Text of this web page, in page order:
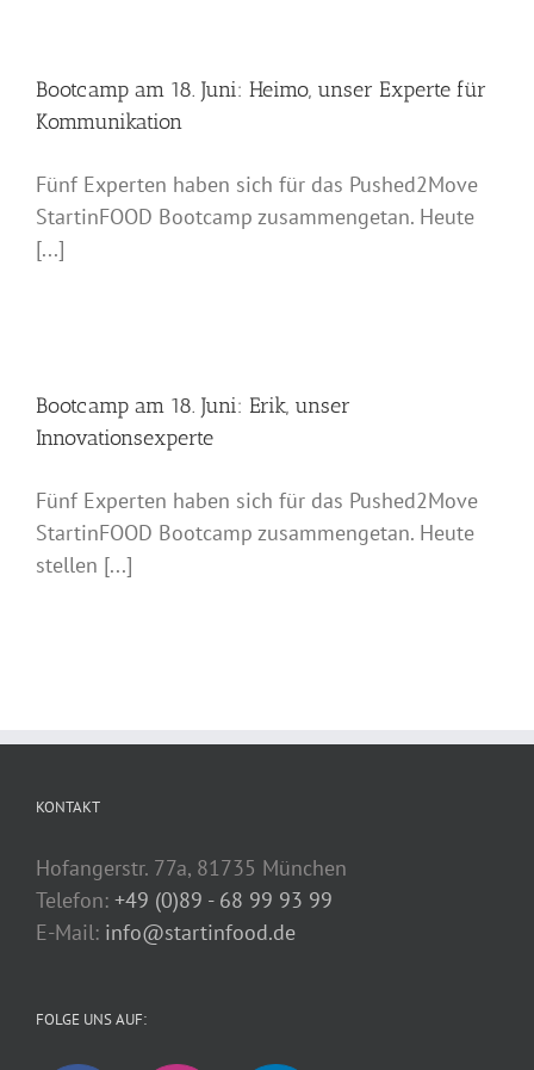
Bootcamp am 18. Juni: Heimo, unser Experte für
Kommunikation
Fünf Experten haben sich für das Pushed2Move
StartinFOOD Bootcamp zusammengetan. Heute
[...]
Bootcamp am 18. Juni: Erik, unser
Innovationsexperte
Fünf Experten haben sich für das Pushed2Move
StartinFOOD Bootcamp zusammengetan. Heute
stellen [...]
KONTAKT
Hofangerstr. 77a, 81735 München
Telefon: +49 (0)89 - 68 99 93 99
E-Mail: info@startinfood.de
FOLGE UNS AUF: